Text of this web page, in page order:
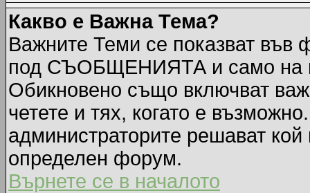
Какво е Важна Тема?
Важните Теми се показват във
под СЪОБЩЕНИЯТА и само на
Обикновено също включват
четете и тях, когато е
администраторите решават
определен форум.
Върнете се в началото